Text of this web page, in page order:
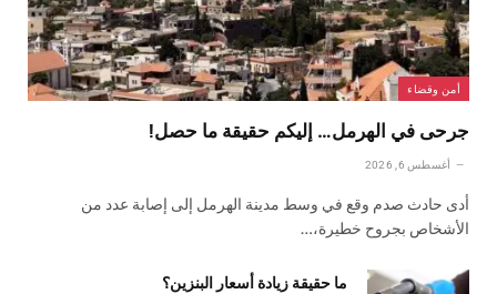
أمن وقضاء
جرحى في الهرمل… إليكم حقيقة ما حصل!
أغسطس 6, 2026
أدى حادث صدم وقع في وسط مدينة الهرمل إلى إصابة عدد من
الأشخاص بجروح خطيرة،…
ما حقيقة زيادة أسعار البنزين؟